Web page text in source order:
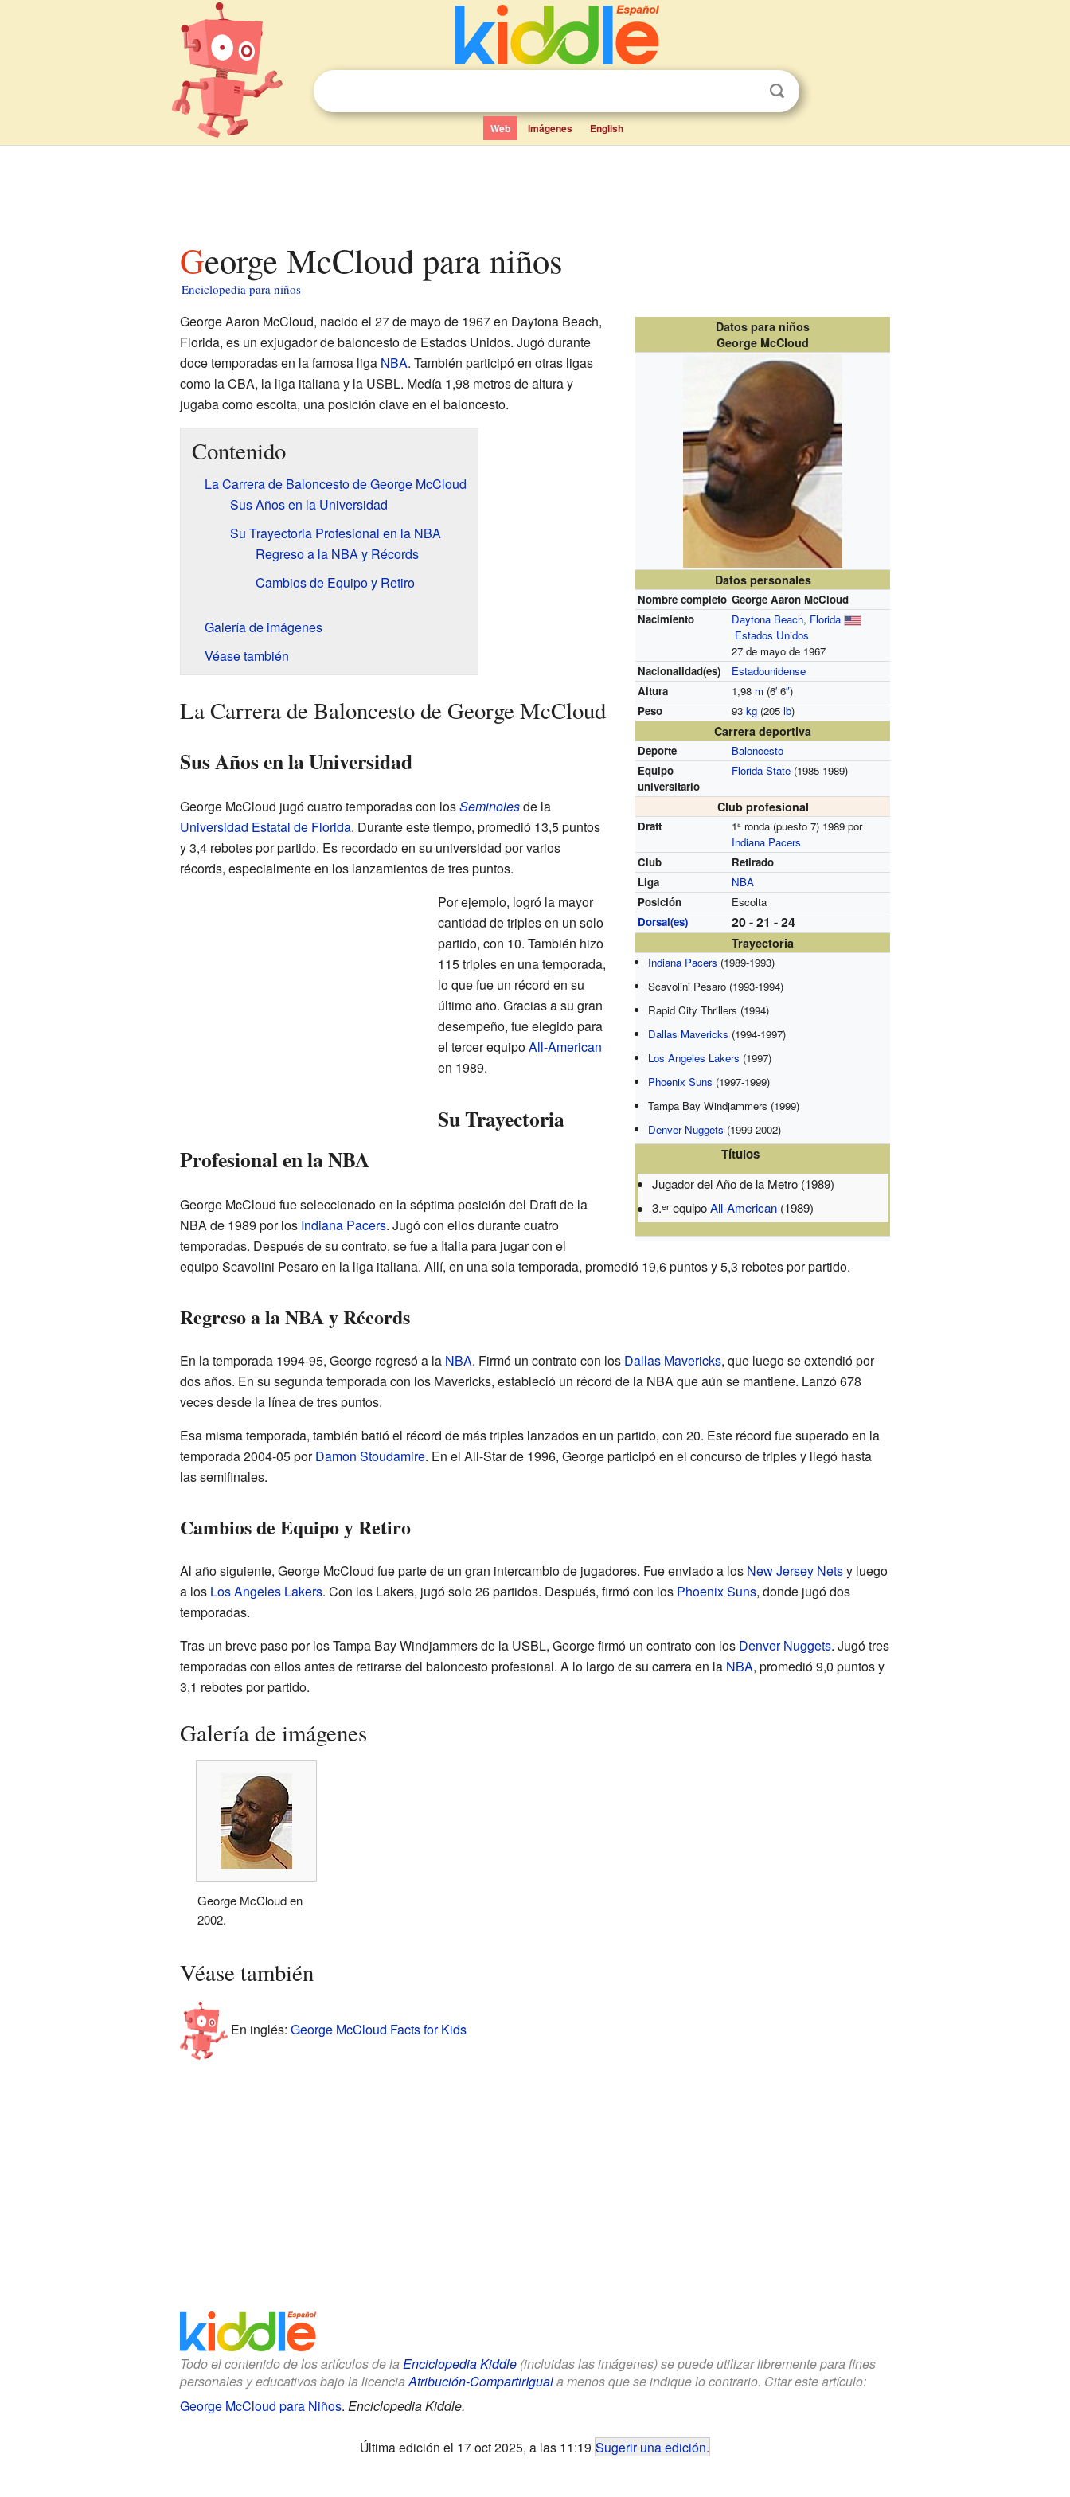
Web Imágenes English
George McCloud para niños
Enciclopedia para niños
Datos para niños
George McCloud
Datos personales
Nombre completo George Aaron McCloud
Nacimiento
Daytona Beach, Florida
Estados Unidos
27 de mayo de 1967
Nacionalidad(es)
Estadounidense
Altura
1,98 m (6′ 6″)
Peso
93kg (205lb)
Carrera deportiva
Deporte
Baloncesto
Equipo
universitario
Florida State (1985-1989)
Club profesional
Draft
1ª ronda (puesto 7) 1989 por
Indiana Pacers
Club
Retirado
Liga
NBA
Posición
Escolta
Dorsal(es)
20 - 21 - 24
Trayectoria
Indiana Pacers (1989-1993)
Scavolini Pesaro (1993-1994)
Rapid City Thrillers (1994)
Dallas Mavericks (1994-1997)
Los Angeles Lakers (1997)
Phoenix Suns (1997-1999)
Tampa Bay Windjammers (1999)
Denver Nuggets (1999-2002)
Títulos
Jugador del Año de la Metro (1989)
3.er equipoAll-American (1989)
George Aaron McCloud, nacido el 27 de mayo de 1967 en Daytona Beach,
Florida, es un exjugador de baloncesto de Estados Unidos. Jugó durante
doce temporadas en la famosa liga NBA. También participó en otras ligas
como la CBA, la liga italiana y la USBL. Medía 1,98 metros de altura y
jugaba como escolta, una posición clave en el baloncesto.
Contenido
La Carrera de Baloncesto de George McCloud
Sus Años en la Universidad
Su Trayectoria Profesional en la NBA
Regreso a la NBA y Récords
Cambios de Equipo y Retiro
Galería de imágenes
Véase también
La Carrera de Baloncesto de George McCloud
Sus Años en la Universidad
George McCloud jugó cuatro temporadas con losSeminolesde la
Universidad Estatal de Florida. Durante este tiempo, promedió 13,5 puntos
y 3,4 rebotes por partido. Es recordado en su universidad por varios
récords, especialmente en los lanzamientos de tres puntos.
Por ejemplo, logró la mayor
cantidad de triples en un solo
partido, con 10. También hizo
115 triples en una temporada,
lo que fue un récord en su
último año. Gracias a su gran
desempeño, fue elegido para
el tercer equipoAll-American
en 1989.
Su Trayectoria
Profesional en la NBA
George McCloud fue seleccionado en la séptima posición del Draft de la
NBA de 1989 por los Indiana Pacers. Jugó con ellos durante cuatro
temporadas. Después de su contrato, se fue a Italia para jugar con el
equipo Scavolini Pesaro en la liga italiana. Allí, en una sola temporada, promedió 19,6 puntos y 5,3 rebotes por partido.
Regreso a la NBA y Récords
En la temporada 1994-95, George regresó a la NBA. Firmó un contrato con los Dallas Mavericks, que luego se extendió por
dos años. En su segunda temporada con los Mavericks, estableció un récord de la NBA que aún se mantiene. Lanzó 678
veces desde la línea de tres puntos.
Esa misma temporada, también batió el récord de más triples lanzados en un partido, con 20. Este récord fue superado en la
temporada 2004-05 porDamon Stoudamire. En el All-Star de 1996, George participó en el concurso de triples y llegó hasta
las semifinales.
Cambios de Equipo y Retiro
Al año siguiente, George McCloud fue parte de un gran intercambio de jugadores. Fue enviado a los New Jersey Netsy luego
a los Los Angeles Lakers. Con los Lakers, jugó solo 26 partidos. Después, firmó con los Phoenix Suns, donde jugó dos
temporadas.
Tras un breve paso por los Tampa Bay Windjammers de la USBL, George firmó un contrato con los Denver Nuggets. Jugó tres
temporadas con ellos antes de retirarse del baloncesto profesional. A lo largo de su carrera en la NBA, promedió 9,0 puntos y
3,1 rebotes por partido.
Galería de imágenes
George McCloud en
2002.
Véase también
En inglés: George McCloud Facts for Kids
Todo el contenido de los artículos de la Enciclopedia Kiddle(incluidas las imágenes) se puede utilizar libremente para fines
personales y educativos bajo la licencia Atribución-CompartirIguala menos que se indique lo contrario. Citar este artículo:
George McCloud para Niños. Enciclopedia Kiddle.
Última edición el 17 oct 2025, a las 11:19 Sugerir una edición.